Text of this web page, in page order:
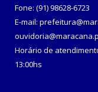
Fone: (91) 98628-6723
E-mail:
Horário de
13:00hs